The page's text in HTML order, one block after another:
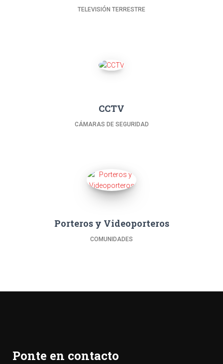
TELEVISIÓN TERRESTRE
CCTV
CÁMARAS DE SEGURIDAD
Porteros y Videoporteros
COMUNIDADES
Ponte en contacto